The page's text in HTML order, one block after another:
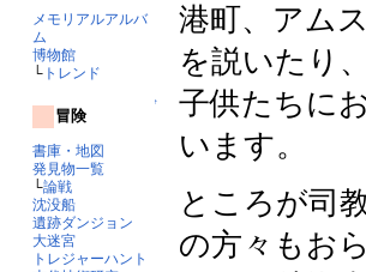
メモリアルアルバ
ム
博物館
└トレンド
↑
冒険
書庫・地図
発見物一覧
└論戦
沈没船
遺跡ダンジョン
大迷宮
トレジャーハント
港町、アム
を説いたり、
子供たちに
います。
ところが司
の方々もお